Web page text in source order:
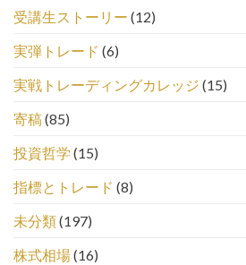
受講生ストーリー (12)
実弾トレード (6)
実戦トレーディングカレッジ (15)
寄稿(85)
投資哲学 (15)
指標とトレード (8)
未分類(197)
株式相場(16)